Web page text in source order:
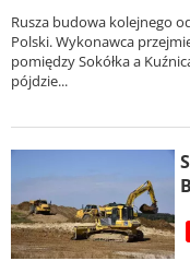
Rusza budowa kolejnego
Polski. Wykonawca
pomiędzy Sokółka a
pójdzie...